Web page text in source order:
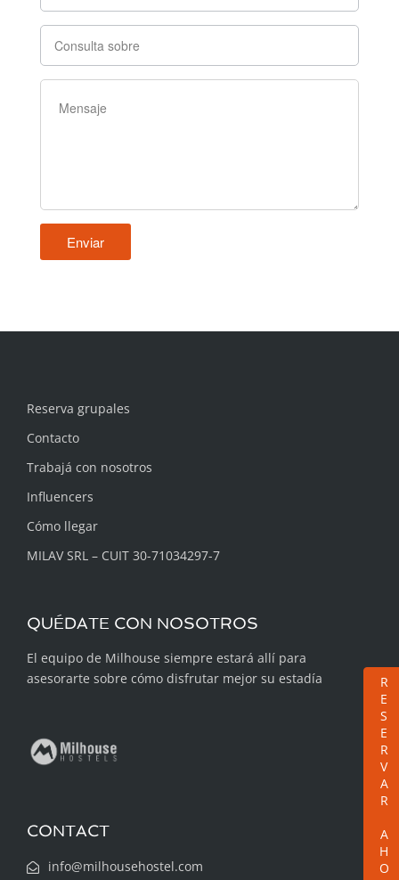
RESERVAR AHORA
Reserva grupales
Contacto
Trabajá con nosotros
Influencers
Cómo llegar
MILAV SRL – CUIT 30-71034297-7
QUÉDATE CON NOSOTROS
El equipo de Milhouse siempre estará allí para
asesorarte sobre cómo disfrutar mejor su estadía
CONTACT
info@milhousehostel.com